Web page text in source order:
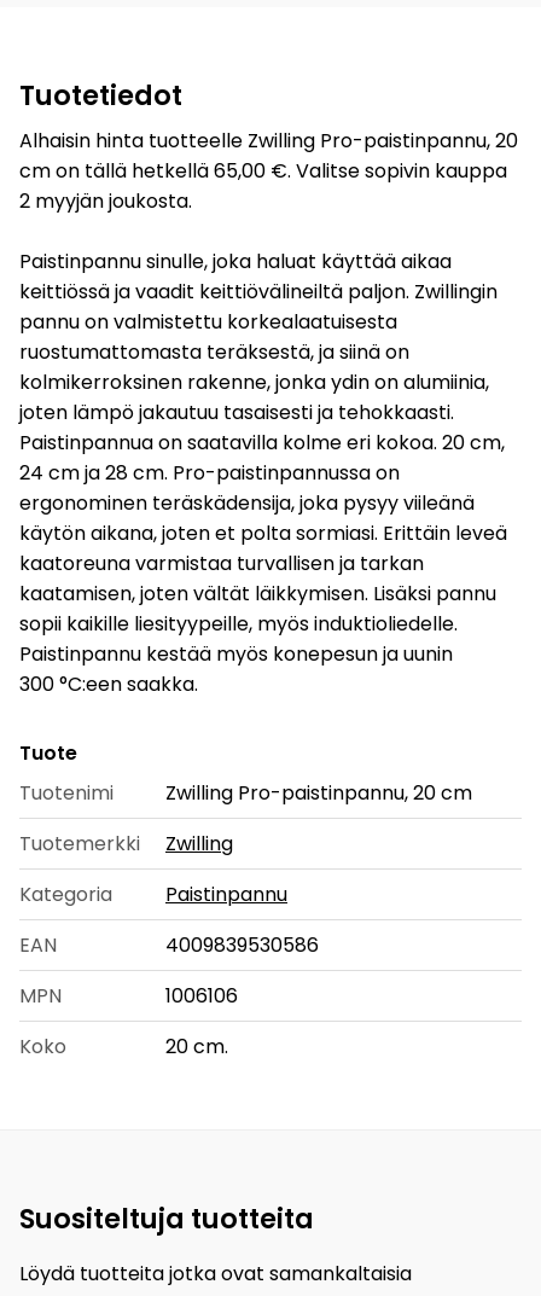
Tuotetiedot
Alhaisin hinta tuotteelle Zwilling Pro-paistinpannu, 20
cm on tällä hetkellä 65,00 €. Valitse sopivin kauppa
2 myyjän joukosta.
Paistinpannu sinulle, joka haluat käyttää aikaa
keittiössä ja vaadit keittiövälineiltä paljon. Zwillingin
pannu on valmistettu korkealaatuisesta
ruostumattomasta teräksestä, ja siinä on
kolmikerroksinen rakenne, jonka ydin on alumiinia,
joten lämpö jakautuu tasaisesti ja tehokkaasti.
Paistinpannua on saatavilla kolme eri kokoa. 20 cm,
24 cm ja 28 cm. Pro-paistinpannussa on
ergonominen teräskädensija, joka pysyy viileänä
käytön aikana, joten et polta sormiasi. Erittäin leveä
kaatoreuna varmistaa turvallisen ja tarkan
kaatamisen, joten vältät läikkymisen. Lisäksi pannu
sopii kaikille liesityypeille, myös induktioliedelle.
Paistinpannu kestää myös konepesun ja uunin
300 °C:een saakka.
Tuote
Tuotenimi
Zwilling Pro-paistinpannu, 20 cm
Tuotemerkki
Zwilling
Kategoria
Paistinpannu
EAN
4009839530586
MPN
1006106
Koko
20 cm.
Suositeltuja tuotteita
Löydä tuotteita jotka ovat samankaltaisia